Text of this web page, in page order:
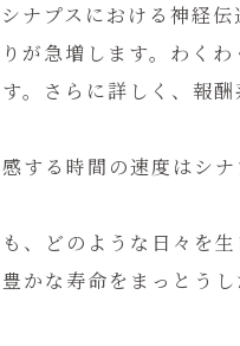
ナプスにおける神経
が急増します。わく
。さらに詳しく、報
する時間の速度はシ
、どのような日々を
かな寿命をまっとうし